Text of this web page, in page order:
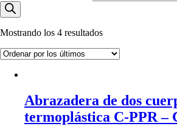
Mostrando los 4 resultados
Abrazadera de dos
termoplástica C-PPR –